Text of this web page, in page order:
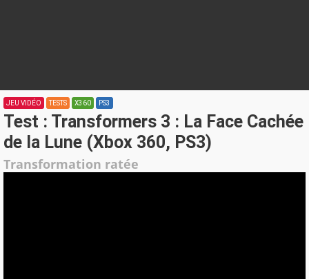
JEU VIDÉO TESTS X360 PS3
Test : Transformers 3 : La Face Cachée
de la Lune (Xbox 360, PS3)
Transformation ratée